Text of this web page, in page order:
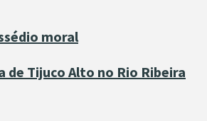
moral
de Tijuco Alto no Rio Ribeira